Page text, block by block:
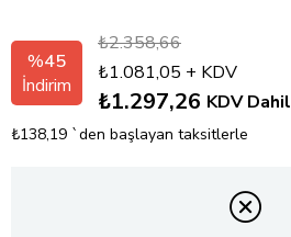
%45
İndirim
₺2.358,66
₺1.081,05 + KDV
KDV Dahil
₺1.297,26
₺138,19 `den başlayan taksitlerle